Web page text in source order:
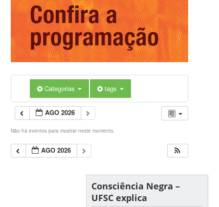
Categorias tags
AGO 2026
Não há eventos para mostrar neste momento.
AGO 2026
Consciência Negra –
UFSC explica